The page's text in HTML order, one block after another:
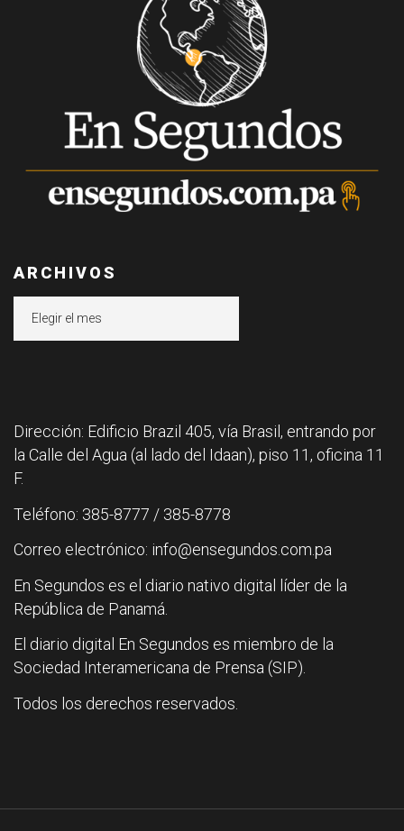
ARCHIVOS
Dirección: Edificio Brazil 405, vía Brasil, entrando por
la Calle del Agua (al lado del Idaan), piso 11, oficina 11
F.
Teléfono: 385-8777 / 385-8778
Correo electrónico: info@ensegundos.com.pa
En Segundos es el diario nativo digital líder de la
República de Panamá.
El diario digital En Segundos es miembro de la
Sociedad Interamericana de Prensa (SIP).
Todos los derechos reservados.